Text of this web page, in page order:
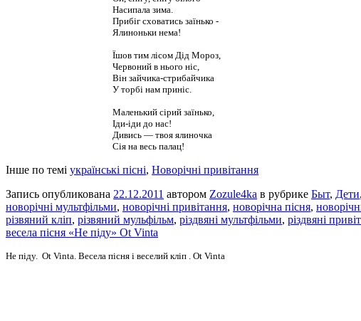
Насипала зима.
Прибіг сховатись заїнько -
Ялиноньки нема!
Їшов тим лісом Дід Мороз,
Червоний в нього ніс,
Він зайчика-стрибайчика
У торбі нам приніс.
Маленький сірий заїнько,
Іди-іди до нас!
Дивись — твоя ялиночка
Сія на весь палац!
Інше по темі українські пісні, Новорічні привітання
Запись опубликована 22.12.2011 автором Zozule4ka в рубрике Быт, Дети,
новорічні мультфільми, новорічні привітання, новорічна пісня,
різвяний кліп, різвяний мульфільм, різдвяні мультфільми, різдвяні
весела пісня «Не піду» Ot Vinta
Не піду. Ot Vinta. Весела пісня і веселий кліп . Ot Vinta